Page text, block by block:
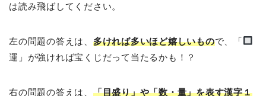
は読み飛ばしてください。
左の問題の答えは、 多ければ多いほど嬉しいもので、「
運」が強ければ宝くじだって当たるかも！？
右の問題の答えは、 「目盛り」や「数・量」を表す漢字１